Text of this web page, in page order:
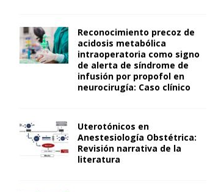
Reconocimiento precoz de
acidosis metabólica
intraoperatoria como signo
de alerta de síndrome de
infusión por propofol en
neurocirugía: Caso clínico
Uterotónicos en
Anestesiología Obstétrica:
Revisión narrativa de la
literatura